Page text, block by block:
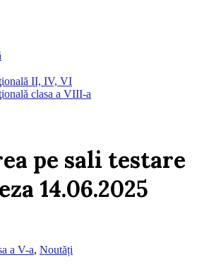
II, IV, VI
clasa a VIII-a
pe sali testare
14.06.2025
a V-a, Noutăți